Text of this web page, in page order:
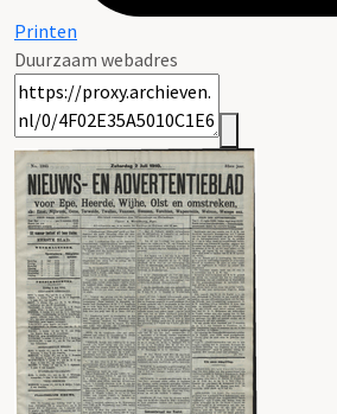
Printen
Duurzaam webadres